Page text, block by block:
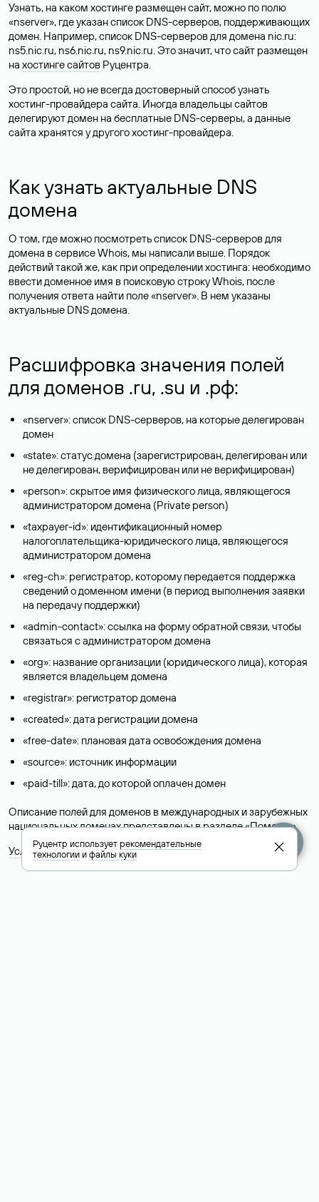
Узнать, на каком хостинге размещен сайт, можно по полю
«nserver», где указан список DNS-серверов, поддерживающих
домен. Например, список DNS-серверов для домена nic.ru:
ns5.nic.ru, ns6.nic.ru, ns9.nic.ru. Это значит, что сайт размещен
на хостинге сайтов Руцентра.
Это простой, но не всегда достоверный способ узнать
хостинг-провайдера сайта. Иногда владельцы сайтов
делегируют домен на бесплатные DNS-серверы, а данные
сайта хранятся у другого хостинг-провайдера.
Как узнать актуальные DNS
домена
О том, где можно посмотреть список DNS-серверов для
домена в сервисе Whois, мы написали выше. Порядок
действий такой же, как при определении хостинга: необходимо
ввести доменное имя в поисковую строку Whois, после
получения ответа найти поле «nserver». В нем указаны
актуальные DNS домена.
Расшифровка значения полей
для доменов .ru, .su и .рф:
«nserver»: список DNS-серверов, на которые делегирован
домен
«state»: статус домена (зарегистрирован, делегирован или
не делегирован, верифицирован или не верифицирован)
«person»: скрытое имя физического лица, являющегося
администратором домена (Privatе person)
«taxpayer-id»: идентификационный номер
налогоплательщика-юридического лица, являющегося
администратором домена
«reg-ch»: регистратор, которому передается поддержка
сведений о доменном имени (в период выполнения заявки
на передачу поддержки)
«admin-contact»: ссылка на форму обратной связи, чтобы
связаться с администратором домена
«org»: название организации (юридического лица), которая
является владельцем домена
«registrar»: регистратор домена
«created»: дата регистрации домена
«free-date»: плановая дата освобождения домена
«source»: источник информации
«paid-till»: дата, до которой оплачен домен
Описание полей для доменов в международных и зарубежных
национальных доменах представлены в разделе «Помощь».
Условия использования Whois-сервиса
Руцентр используетрекомендательные
технологииифайлы куки